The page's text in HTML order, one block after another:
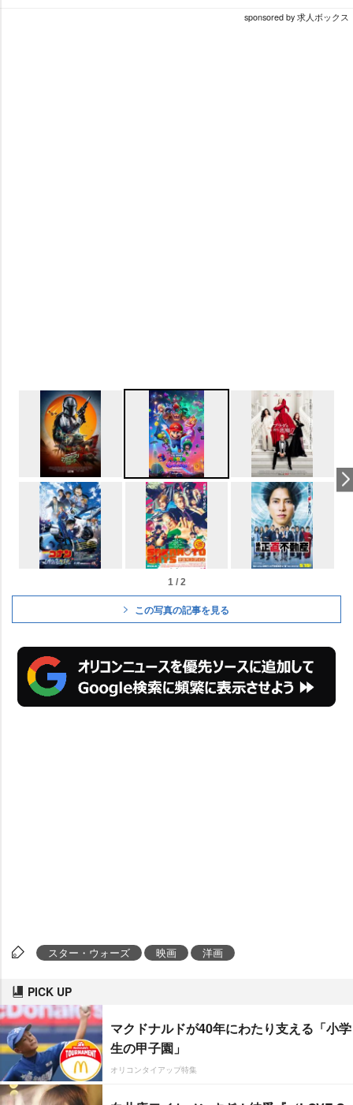
sponsored by 求人ボックス
1 / 2
この写真の記事を見る
スター・ウォーズ 映画 洋画
PICK UP
マクドナルドが40年にわたり支える「小学
生の甲子園」
オリコンタイアップ特集